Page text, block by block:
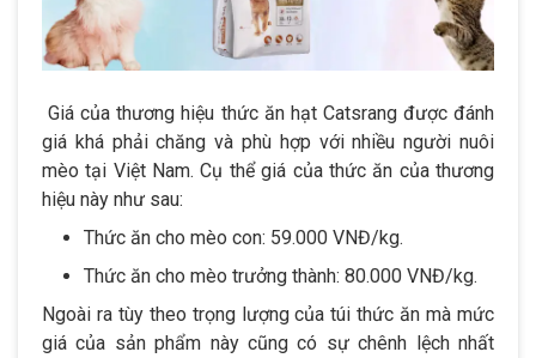
Giá của thương hiệu thức ăn hạt Catsrang được đánh
giá khá phải chăng và phù hợp với nhiều người nuôi
mèo tại Việt Nam. Cụ thể giá của thức ăn của thương
hiệu này như sau:
Thức ăn cho mèo con: 59.000 VNĐ/kg.
Thức ăn cho mèo trưởng thành: 80.000 VNĐ/kg.
Ngoài ra tùy theo trọng lượng của túi thức ăn mà mức
giá của sản phẩm này cũng có sự chênh lệch nhất